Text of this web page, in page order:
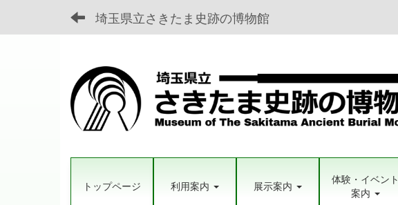
埼玉県立さきたま史跡の博物館
トップページ 利用案内 展示案内
体験・イベント
案内